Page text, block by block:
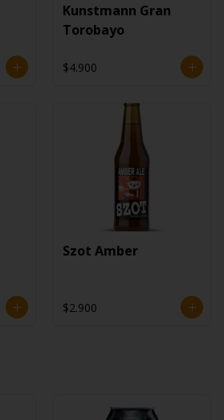
Kunstmann Gran
Torobayo
$4.900
Szot Amber
$2.900